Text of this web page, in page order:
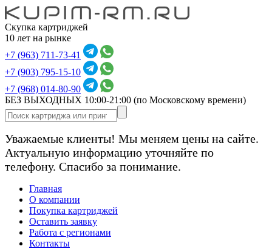
Скупка картриджей
10 лет на рынке
+7 (963) 711-73-41
+7 (903) 795-15-10
+7 (968) 014-80-90
БЕЗ ВЫХОДНЫХ 10:00-21:00 (по Московскому времени)
Уважаемые клиенты! Мы меняем цены на сайте.
Актуальную информацию уточняйте по
телефону. Спасибо за понимание.
Главная
О компании
Покупка картриджей
Оставить заявку
Работа с регионами
Контакты